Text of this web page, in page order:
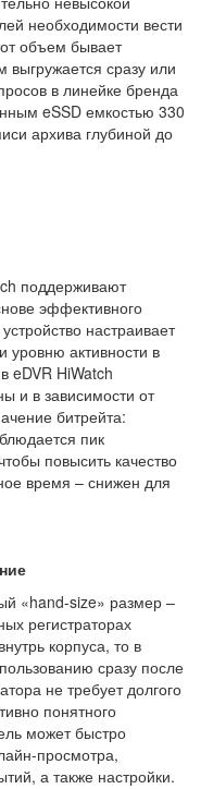
необходимости вести
объем бывает
выгружается сразу или
в линейке бренда
eSSD емкостью 330
архива глубиной до
поддерживают
эффективного
настраивает
уровню активности в
eDVR HiWatch
и в зависимости от
битрейта:
пик
повысить качество
время – снижен для
«hand-size» размер –
регистраторах
корпуса, то в
сразу после
не требует долгого
понятного
может быстро
просмотра,
а также настройки.